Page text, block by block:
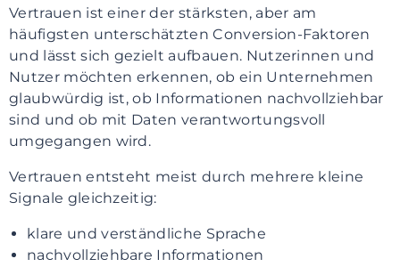
Vertrauen ist einer der stärksten, aber am
häufigsten unterschätzten Conversion-Faktoren
und lässt sich gezielt aufbauen. Nutzerinnen und
Nutzer möchten erkennen, ob ein Unternehmen
glaubwürdig ist, ob Informationen nachvollziehbar
sind und ob mit Daten verantwortungsvoll
umgegangen wird.
Vertrauen entsteht meist durch mehrere kleine
Signale gleichzeitig:
klare und verständliche Sprache
nachvollziehbare Informationen